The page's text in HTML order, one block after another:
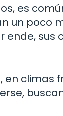
es
un poco
ende, sus
en climas